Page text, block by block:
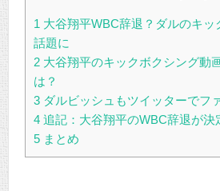
1 大谷翔平WBC辞退？ダルのキ
話題に
2 大谷翔平のキックボクシング動
は？
3 ダルビッシュもツイッターでフ
4 追記：大谷翔平のWBC辞退が決
5 まとめ